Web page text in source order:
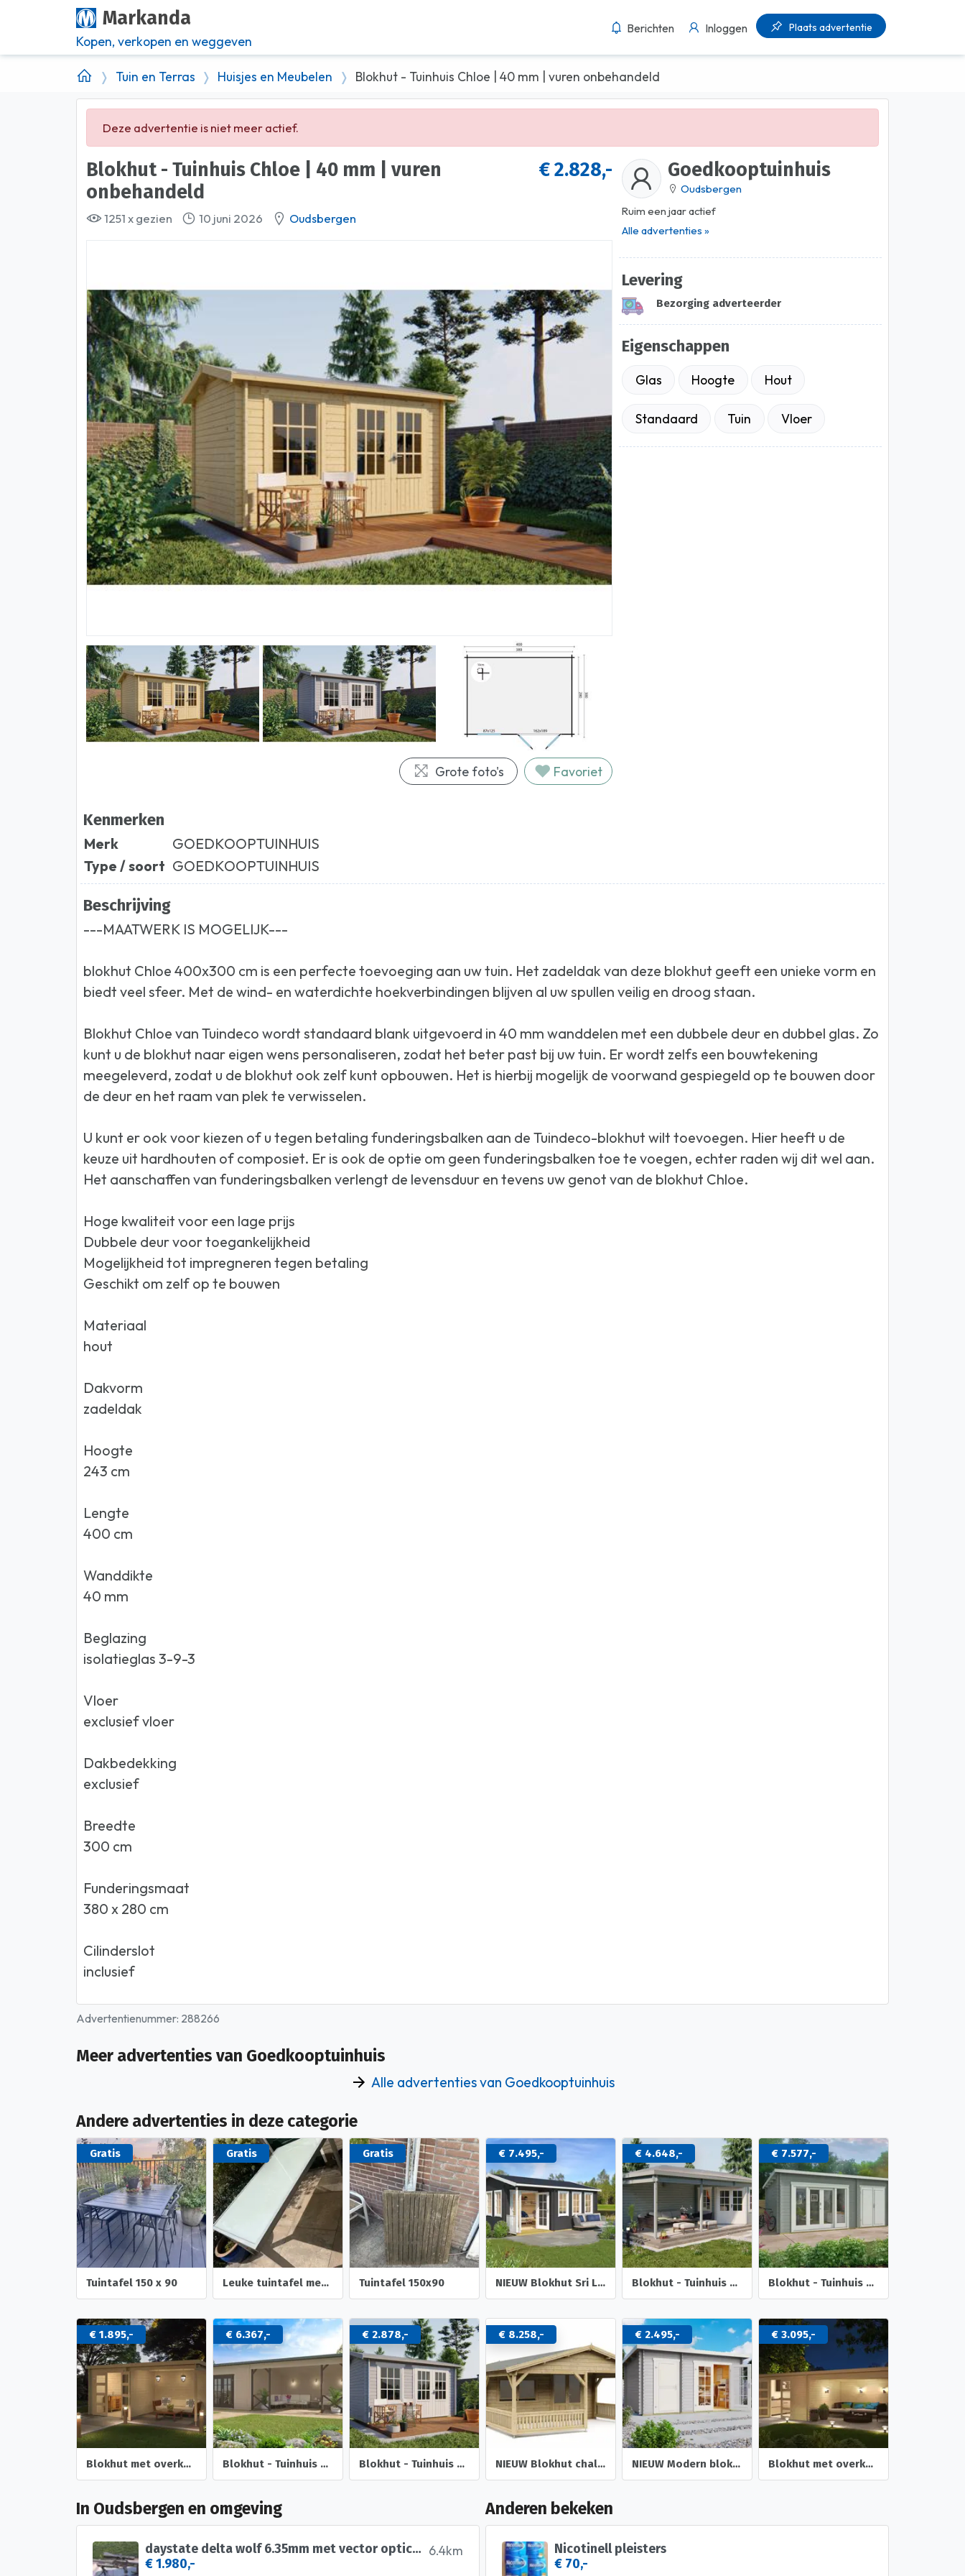
Markanda
Kopen, verkopen en weggeven
Berichten Inloggen Plaats advertentie
Tuin en Terras Huisjes en Meubelen Blokhut - Tuinhuis Chloe | 40 mm | vuren onbehandeld
Deze advertentie is niet meer actief.
€ 2.828,-
Blokhut - Tuinhuis Chloe | 40 mm | vuren
onbehandeld
1251 x gezien 10 juni 2026 Oudsbergen
Favoriet
Grote foto's
Goedkooptuinhuis
Oudsbergen
Ruim een jaar actief
Alle advertenties »
Levering
Bezorging adverteerder
Eigenschappen
Glas Hoogte Hout
Standaard Tuin Vloer
Kenmerken
Merk
GOEDKOOPTUINHUIS
Type / soort GOEDKOOPTUINHUIS
Beschrijving
---MAATWERK IS MOGELIJK---
blokhut Chloe 400x300 cm is een perfecte toevoeging aan uw tuin. Het zadeldak van deze blokhut geeft een unieke vorm en
biedt veel sfeer. Met de wind- en waterdichte hoekverbindingen blijven al uw spullen veilig en droog staan.
Blokhut Chloe van Tuindeco wordt standaard blank uitgevoerd in 40 mm wanddelen met een dubbele deur en dubbel glas. Zo
kunt u de blokhut naar eigen wens personaliseren, zodat het beter past bij uw tuin. Er wordt zelfs een bouwtekening
meegeleverd, zodat u de blokhut ook zelf kunt opbouwen. Het is hierbij mogelijk de voorwand gespiegeld op te bouwen door
de deur en het raam van plek te verwisselen.
U kunt er ook voor kiezen of u tegen betaling funderingsbalken aan de Tuindeco-blokhut wilt toevoegen. Hier heeft u de
keuze uit hardhouten of composiet. Er is ook de optie om geen funderingsbalken toe te voegen, echter raden wij dit wel aan.
Het aanschaffen van funderingsbalken verlengt de levensduur en tevens uw genot van de blokhut Chloe.
Hoge kwaliteit voor een lage prijs
Dubbele deur voor toegankelijkheid
Mogelijkheid tot impregneren tegen betaling
Geschikt om zelf op te bouwen
Materiaal
hout
Dakvorm
zadeldak
Hoogte
243 cm
Lengte
400 cm
Wanddikte
40 mm
Beglazing
isolatieglas 3-9-3
Vloer
exclusief vloer
Dakbedekking
exclusief
Breedte
300 cm
Funderingsmaat
380 x 280 cm
Cilinderslot
inclusief
Advertentienummer: 288266
Meer advertenties van Goedkooptuinhuis
Alle advertenties van Goedkooptuinhuis
Andere advertenties in deze categorie
Gratis
Tuintafel 150 x 90
Gratis
Leuke tuintafel met glasplaat
Gratis
Tuintafel 150x90
€ 7.495,-
NIEUW Blokhut Sri Lanka 44 Dgp+
€ 4.648,-
Blokhut - Tuinhuis Bertil | 44 mm | vuren onbehandeld
€ 7.577,-
Blokhut - Tuinhuis Meg | 44 mm | onbehandeld
€ 1.895,-
Blokhut met overkapping Helena 472x230 Onbehandeld vuren
€ 6.367,-
Blokhut - Tuinhuis Mokka | 40 mm | vuren onbehandeld
€ 2.878,-
Blokhut - Tuinhuis Chloe | 40 mm | vuren onbehandeld
€ 8.258,-
NIEUW Blokhut chalet 50mm: 5×5+3
€ 2.495,-
NIEUW Modern blokhut Belmont 1
€ 3.095,-
Blokhut met overkapping Olenka 710x330 Onbehandeld vuren
In Oudsbergen en omgeving
6.4km
daystate delta wolf 6.35mm met vector optics continental
€ 1.980,-
Anderen bekeken
Nicotinell pleisters
€ 70,-